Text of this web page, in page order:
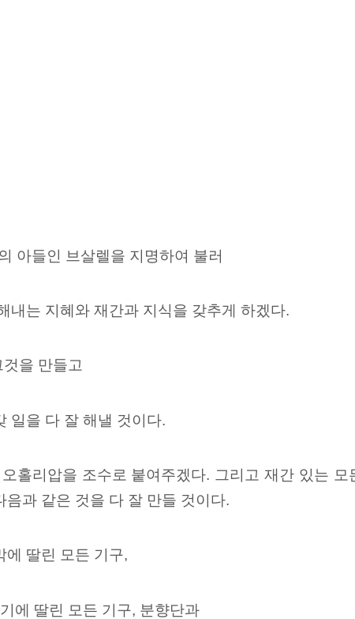
아들인 브살렐을 지명하여 불러
내는 지혜와 재간과 지식을 갖추게 하겠다.
을 만들고
일을 다 잘 해낼 것이다.
홀리압을 조수로 붙여주겠다. 그리고 재간 있는 모
과 같은 것을 다 잘 만들 것이다.
에 딸린 모든 기구,
에 딸린 모든 기구, 분향단과